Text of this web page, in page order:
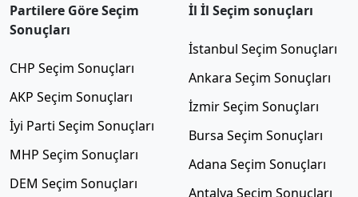
Partilere Göre Seçim
Sonuçları
CHP Seçim Sonuçları
AKP Seçim Sonuçları
İyi Parti Seçim Sonuçları
MHP Seçim Sonuçları
DEM Seçim Sonuçları
İl İl Seçim sonuçları
İstanbul Seçim Sonuçları
Ankara Seçim Sonuçları
İzmir Seçim Sonuçları
Bursa Seçim Sonuçları
Adana Seçim Sonuçları
Antalya Seçim Sonuçları